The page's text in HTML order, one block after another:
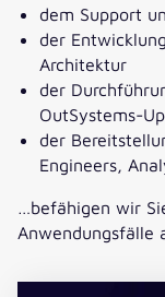
dem Support
der
Architektur
der
OutSystems-
der
Engineers,
…befähigen wir
Anwendungsfälle